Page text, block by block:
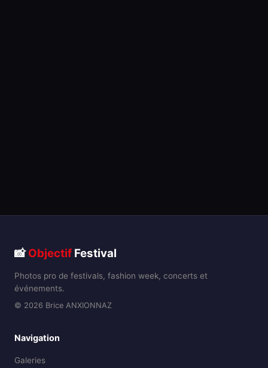
📸Objectif Festival
Photos pro de festivals, fashion week, concerts et
événements.
© 2026 Brice ANXIONNAZ
Navigation
Galeries